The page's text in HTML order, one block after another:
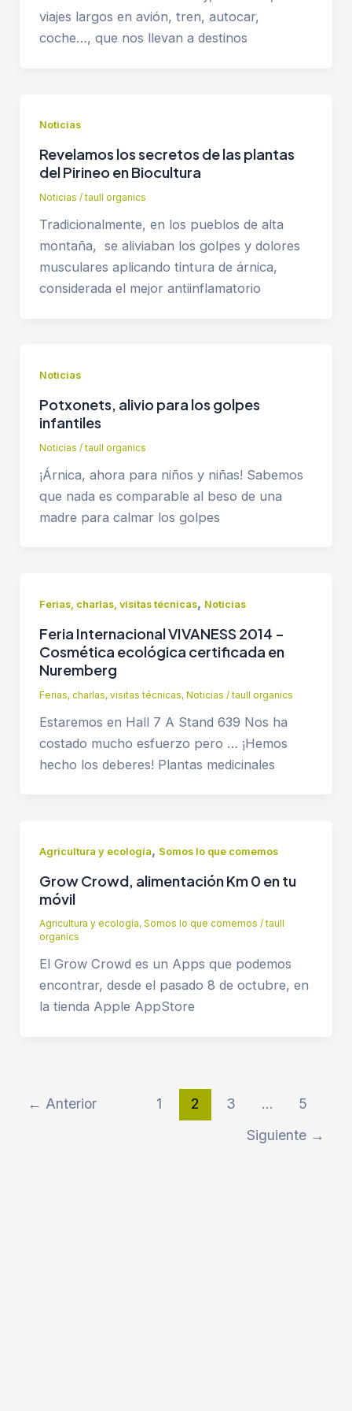
viajes largos en avión, tren, autocar,
coche…, que nos llevan a destinos
Noticias
Revelamos los secretos de las plantas
del Pirineo en Biocultura
Noticias /taull organics
Tradicionalmente, en los pueblos de alta
montaña, se aliviaban los golpes y dolores
musculares aplicando tintura de árnica,
considerada el mejor antiinflamatorio
Noticias
Potxonets, alivio para los golpes
infantiles
Noticias /taull organics
¡Árnica, ahora para niños y niñas! Sabemos
que nada es comparable al beso de una
madre para calmar los golpes
Ferias, charlas, visitas técnicas, Noticias
Feria Internacional VIVANESS 2014 –
Cosmética ecológica certificada en
Nuremberg
Ferias, charlas, visitas técnicas, Noticias /taull organics
Estaremos en Hall 7 A Stand 639 Nos ha
costado mucho esfuerzo pero … ¡Hemos
hecho los deberes! Plantas medicinales
Agricultura y ecología, Somos lo que comemos
Grow Crowd, alimentación Km 0 en tu
móvil
Agricultura y ecología, Somos lo que comemos /taull
organics
El Grow Crowd es un Apps que podemos
encontrar, desde el pasado 8 de octubre, en
la tienda Apple AppStore
← Anterior 1 2 3 …
5
Siguiente →